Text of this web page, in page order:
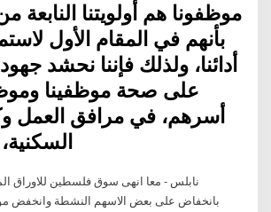
موظفونا هم أولويتنا النابعة من
بأنهم في المقام الأول
أدائنا، ولذلك فإننا نحشد
على صحة موظفينا
أسرهم، في مرافق العمل
نابلس - معا انهى سوق فلسطين للاوراق
بانخفاض على بعض الاسهم النشطة وانخفض